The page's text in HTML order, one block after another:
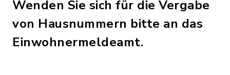
Wenden Sie sich für die Vergabe
von Hausnummern bitte an das
Einwohnermeldeamt.